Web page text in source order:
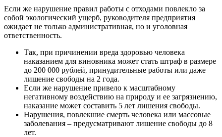
Если же нарушение правил работы с отходами повлекло за
собой экологический ущерб, руководителя предприятия
ожидает не только административная, но и уголовная
ответственность.
Так, при причинении вреда здоровью человека
наказанием для виновника может стать штраф в размере
до 200 000 рублей, принудительные работы или даже
лишение свободы на 2 года.
Если же нарушение привело к масштабному
негативному воздействию на природу и ее загрязнению,
наказание может составить 5 лет лишения свободы.
Нарушения, повлекшие смерть человека или массовые
заболевания – предусматривают лишение свободы до 8
лет.